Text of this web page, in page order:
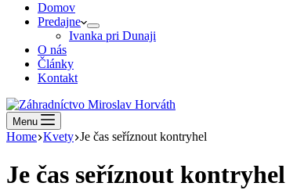
Domov
Predajne
Ivanka pri Dunaji
O nás
Články
Kontakt
Menu
Home Kvety Je čas seříznout kontryhel
Je čas seříznout kontryhel